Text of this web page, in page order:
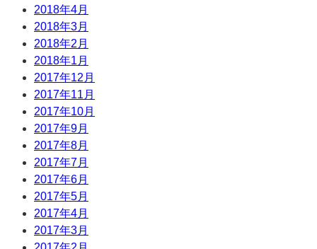
2018年4月
2018年3月
2018年2月
2018年1月
2017年12月
2017年11月
2017年10月
2017年9月
2017年8月
2017年7月
2017年6月
2017年5月
2017年4月
2017年3月